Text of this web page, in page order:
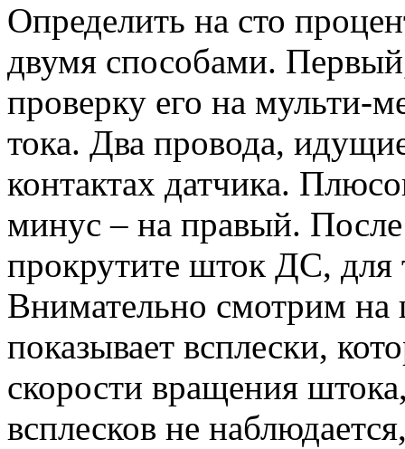
Определить на сто
двумя способами.
проверку его на мульти-
тока. Два провода,
контактах датчика.
минус – на правый. После
прокрутите шток ДС, для
Внимательно смотрим на
показывает всплески,
скорости вращения
всплесков не